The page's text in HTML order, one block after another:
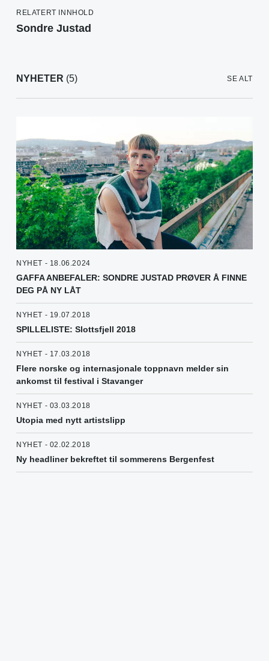
RELATERT INNHOLD
Sondre Justad
NYHETER (5) SE ALT
NYHET - 18.06.2024
GAFFA ANBEFALER: SONDRE JUSTAD PRØVER Å FINNE
DEG PÅ NY LÅT
NYHET - 19.07.2018
SPILLELISTE: Slottsfjell 2018
NYHET - 17.03.2018
Flere norske og internasjonale toppnavn melder sin
ankomst til festival i Stavanger
NYHET - 03.03.2018
Utopia med nytt artistslipp
NYHET - 02.02.2018
Ny headliner bekreftet til sommerens Bergenfest